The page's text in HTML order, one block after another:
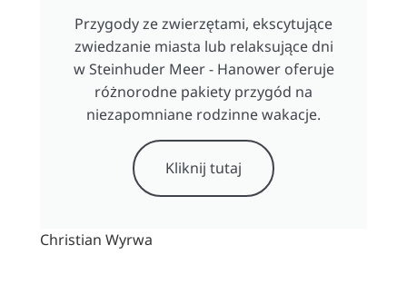
Przygody ze zwierzętami, ekscytujące
zwiedzanie miasta lub relaksujące dni
w Steinhuder Meer - Hanower oferuje
różnorodne pakiety przygód na
niezapomniane rodzinne wakacje.
Kliknij tutaj
Christian Wyrwa